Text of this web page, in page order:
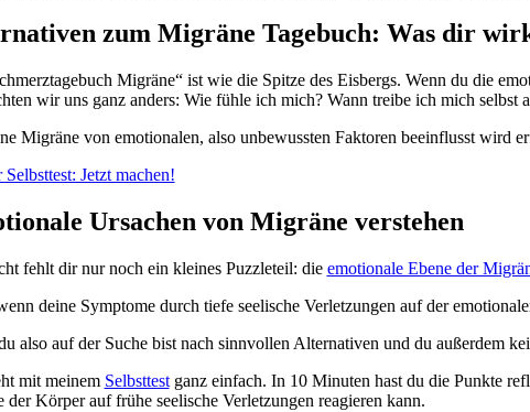
zum Migräne Tagebuch: Was dir
Migräne“ ist wie die Spitze des Eisbergs. Wenn du die
wir uns ganz anders: Wie fühle ich mich? Wann treibe ich mich selbst
Migräne von emotionalen, also unbewussten Faktoren beeinflusst wird
Selbsttest: Jetzt machen!
Ursachen von Migräne verstehen
fehlt dir nur noch ein kleines Puzzleteil: die emotionale Ebene der
deine Symptome durch tiefe seelische Verletzungen auf der
also auf der Suche bist nach sinnvollen Alternativen und du außerdem
mit meinem Selbsttestganz einfach. In 10 Minuten hast du die Punkte
der Körper auf frühe seelische Verletzungen reagieren kann.